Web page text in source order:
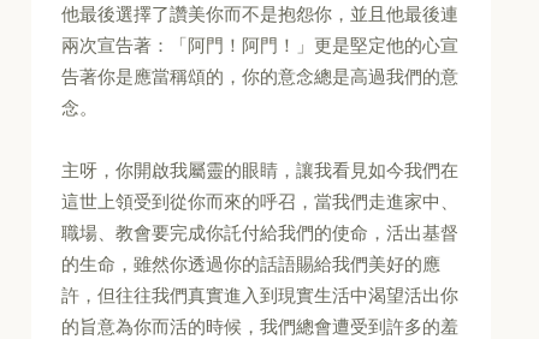
他最後選擇了讚美你而不是抱怨你，並且他最後連
兩次宣告著：「阿門！阿門！」更是堅定他的心宣
告著你是應當稱頌的，你的意念總是高過我們的意
念。
主呀，你開啟我屬靈的眼睛，讓我看見如今我們在
這世上領受到從你而來的呼召，當我們走進家中、
職場、教會要完成你託付給我們的使命，活出基督
的生命，雖然你透過你的話語賜給我們美好的應
許，但往往我們真實進入到現實生活中渴望活出你
的旨意為你而活的時候，我們總會遭受到許多的羞